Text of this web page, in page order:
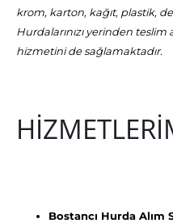
krom, karton, kağıt, plastik,
Hurdalarınızı yerinden
hizmetini de sağlamaktadır.
Bostancı Hurda Alım